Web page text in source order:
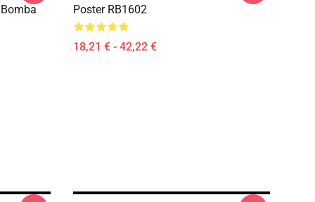
Poster RB1602
18,21 € - 42,22 €